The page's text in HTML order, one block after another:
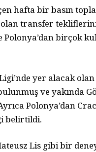
hafta bir basın
olan transfer
birçok
yer alacak
ve yakında
Polonya’dan
belirtildi.
Lis gibi bir